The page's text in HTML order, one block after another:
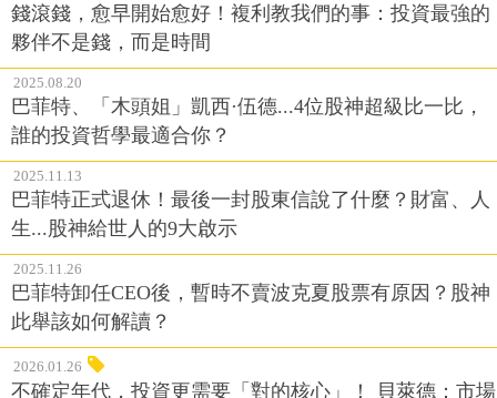
錢滾錢，愈早開始愈好！複利教我們的事：投資最強的
夥伴不是錢，而是時間
2025.08.20
巴菲特、「木頭姐」凱西·伍德...4位股神超級比一比，
誰的投資哲學最適合你？
2025.11.13
巴菲特正式退休！最後一封股東信說了什麼？財富、人
生...股神給世人的9大啟示
2025.11.26
巴菲特卸任CEO後，暫時不賣波克夏股票有原因？股神
此舉該如何解讀？
2026.01.26
不確定年代，投資更需要「對的核心」！ 貝萊德：市場